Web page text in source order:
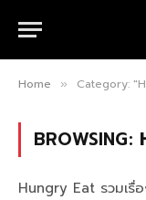
Home » Category:
BROWSING:
Hungry Eat รวมเรื่อ